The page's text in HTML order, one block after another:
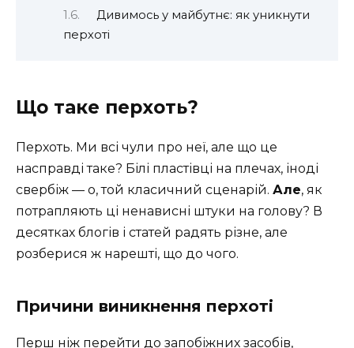
Дивимось у майбутнє: як уникнути
перхоті
Що таке перхоть?
Перхоть. Ми всі чули про неї, але що це
насправді таке? Білі пластівці на плечах, іноді
свербіж — о, той класичний сценарій. Але, як
потрапляють ці ненависні штуки на голову? В
десятках блогів і статей радять різне, але
розберися ж нарешті, що до чого.
Причини виникнення перхоті
Перш ніж перейти до запобіжних засобів,